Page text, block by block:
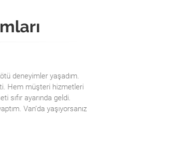
deneyimler yaşadım.
Hem müşteri hizmetleri
sıfır ayarında geldi.
Van’da yaşıyorsanız